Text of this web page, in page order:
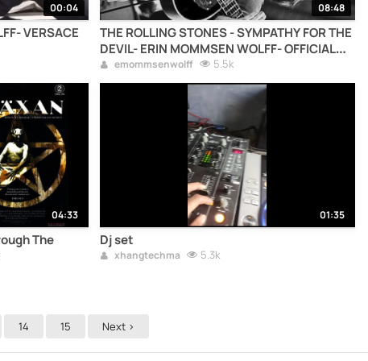
00:04 08:48
THE ROLLING STONES - SYMPATHY FOR THE
DEVIL- ERIN MOMMSEN WOLFF- OFFICIAL
VIDEO
emommsenwolff 5.5k
04:33 01:35
Dj set
xhangtechma 5.3k
14 15 Next >